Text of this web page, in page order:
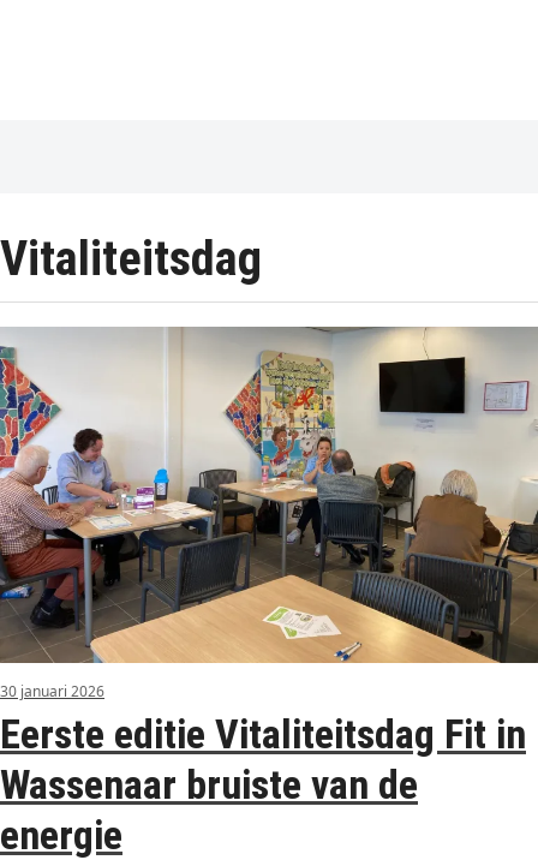
Vitaliteitsdag
30 januari 2026
Eerste editie Vitaliteitsdag Fit in
Wassenaar bruiste van de
energie